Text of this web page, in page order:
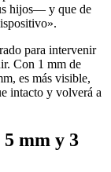
hijos— y que de
para intervenir
Con 1 mm de
es más visible,
intacto y volverá a
mm y 3